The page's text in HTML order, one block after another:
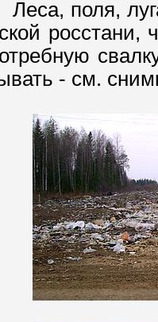
поля,
росстани,
- см.